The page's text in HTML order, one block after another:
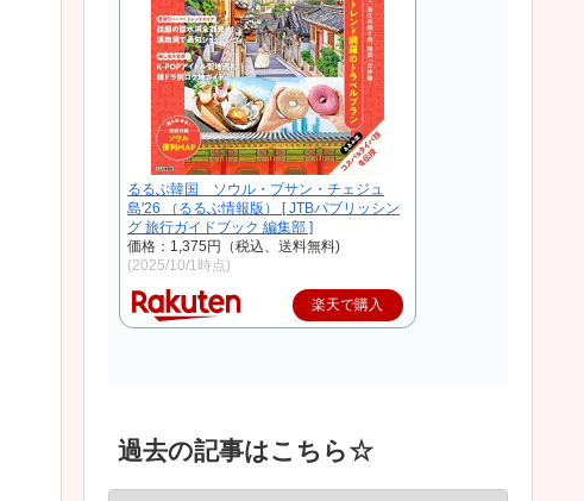
るるぶ韓国 ソウル・プサン・チェジュ
島'26 （るるぶ情報版） [ JTBパブリッシン
グ 旅行ガイドブック 編集部 ]
価格：1,375円（税込、送料無料)
(2025/10/1時点)
楽天で購入
過去の記事はこちら☆